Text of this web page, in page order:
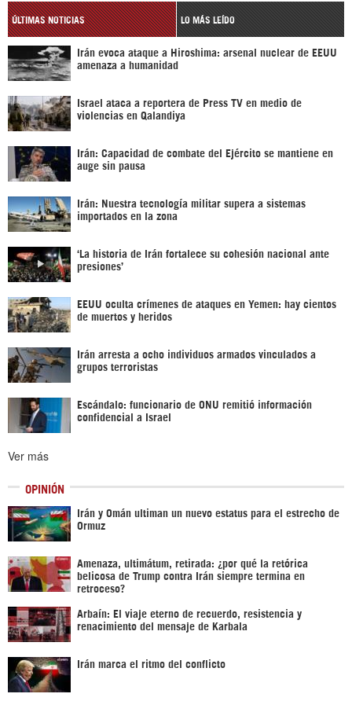
ÚLTIMAS NOTICIAS LO MÁS LEÍDO
Irán evoca ataque a Hiroshima: arsenal nuclear de EEUU
amenaza a humanidad
Israel ataca a reportera de Press TV en medio de
violencias en Qalandiya
Irán: Capacidad de combate del Ejército se mantiene en
auge sin pausa
Irán: Nuestra tecnología militar supera a sistemas
importados en la zona
‘La historia de Irán fortalece su cohesión nacional ante
presiones’
EEUU oculta crímenes de ataques en Yemen: hay cientos
de muertos y heridos
Irán arresta a ocho individuos armados vinculados a
grupos terroristas
Escándalo: funcionario de ONU remitió información
confidencial a Israel
Ver más
OPINIÓN
Irán y Omán ultiman un nuevo estatus para el estrecho de
Ormuz
Amenaza, ultimátum, retirada: ¿por qué la retórica
belicosa de Trump contra Irán siempre termina en
retroceso?
Arbaín: El viaje eterno de recuerdo, resistencia y
renacimiento del mensaje de Karbala
Irán marca el ritmo del conflicto